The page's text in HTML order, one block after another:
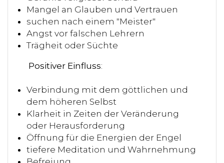
Mangel an Glauben und Vertrauen
suchen nach einem "Meister"
Angst vor falschen Lehrern
Trägheit oder Süchte
Positiver Einfluss:
Verbindung mit dem göttlichen und
dem höheren Selbst
Klarheit in Zeiten der Veränderung
oder Herausforderung
Öffnung für die Energien der Engel
tiefere Meditation und Wahrnehmung